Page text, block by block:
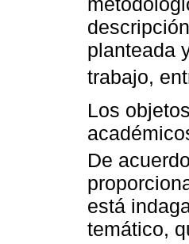
planteada
trabajo,
Los
De
está
temático,